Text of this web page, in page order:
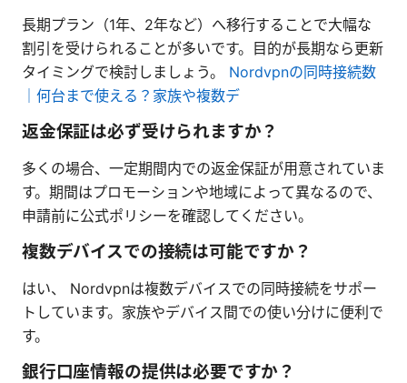
長期プラン（1年、2年など）へ移行することで大幅な
割引を受けられることが多いです。目的が長期なら更新
タイミングで検討しましょう。 Nordvpnの同時接続数
｜何台まで使える？家族や複数デ
返金保証は必ず受けられますか？
多くの場合、一定期間内での返金保証が用意されていま
す。期間はプロモーションや地域によって異なるので、
申請前に公式ポリシーを確認してください。
複数デバイスでの接続は可能ですか？
はい、 Nordvpnは複数デバイスでの同時接続をサポー
トしています。家族やデバイス間での使い分けに便利で
す。
銀行口座情報の提供は必要ですか？